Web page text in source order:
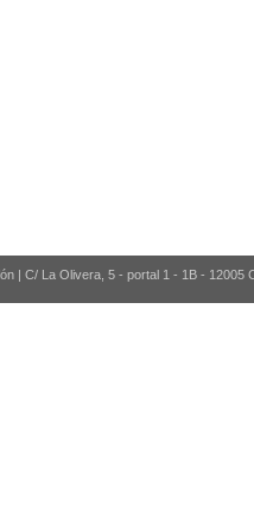
| C/ La Olivera, 5 - portal 1 - 1B - 12005